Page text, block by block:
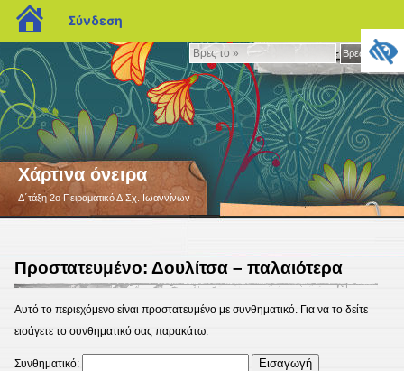
Βρες
το
»
Βρες το »
Χάρτινα όνειρα
Δ΄τάξη 2o Πειραματικό Δ.Σχ. Ιωαννίνων
Πρoστατευμένο: Δουλίτσα – παλαιότερα
Αυτό το περιεχόμενο είναι προστατευμένο με συνθηματικό. Για να το δείτε
εισάγετε το συνθηματικό σας παρακάτω:
Συνθηματικό:
blogs.sch.gr
Σύνδεση